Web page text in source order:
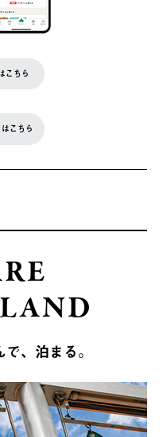
こちら
こちら
、泊まる。